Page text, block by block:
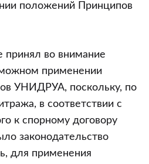
положений Принципов
принял во внимание
применении
УНИДРУА, поскольку, по
в соответствии с
к спорному договору
законодательство
для применения